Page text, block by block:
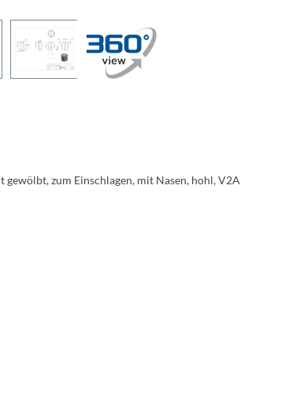
zum Einschlagen, mit Nasen, hohl, V2A